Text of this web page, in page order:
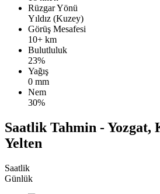
Rüzgar Yönü
Yıldız (Kuzey)
Görüş Mesafesi
10+ km
Bulutluluk
23%
Yağış
0 mm
Nem
30%
Saatlik Tahmin - Yozgat,
Yelten
Saatlik
Günlük